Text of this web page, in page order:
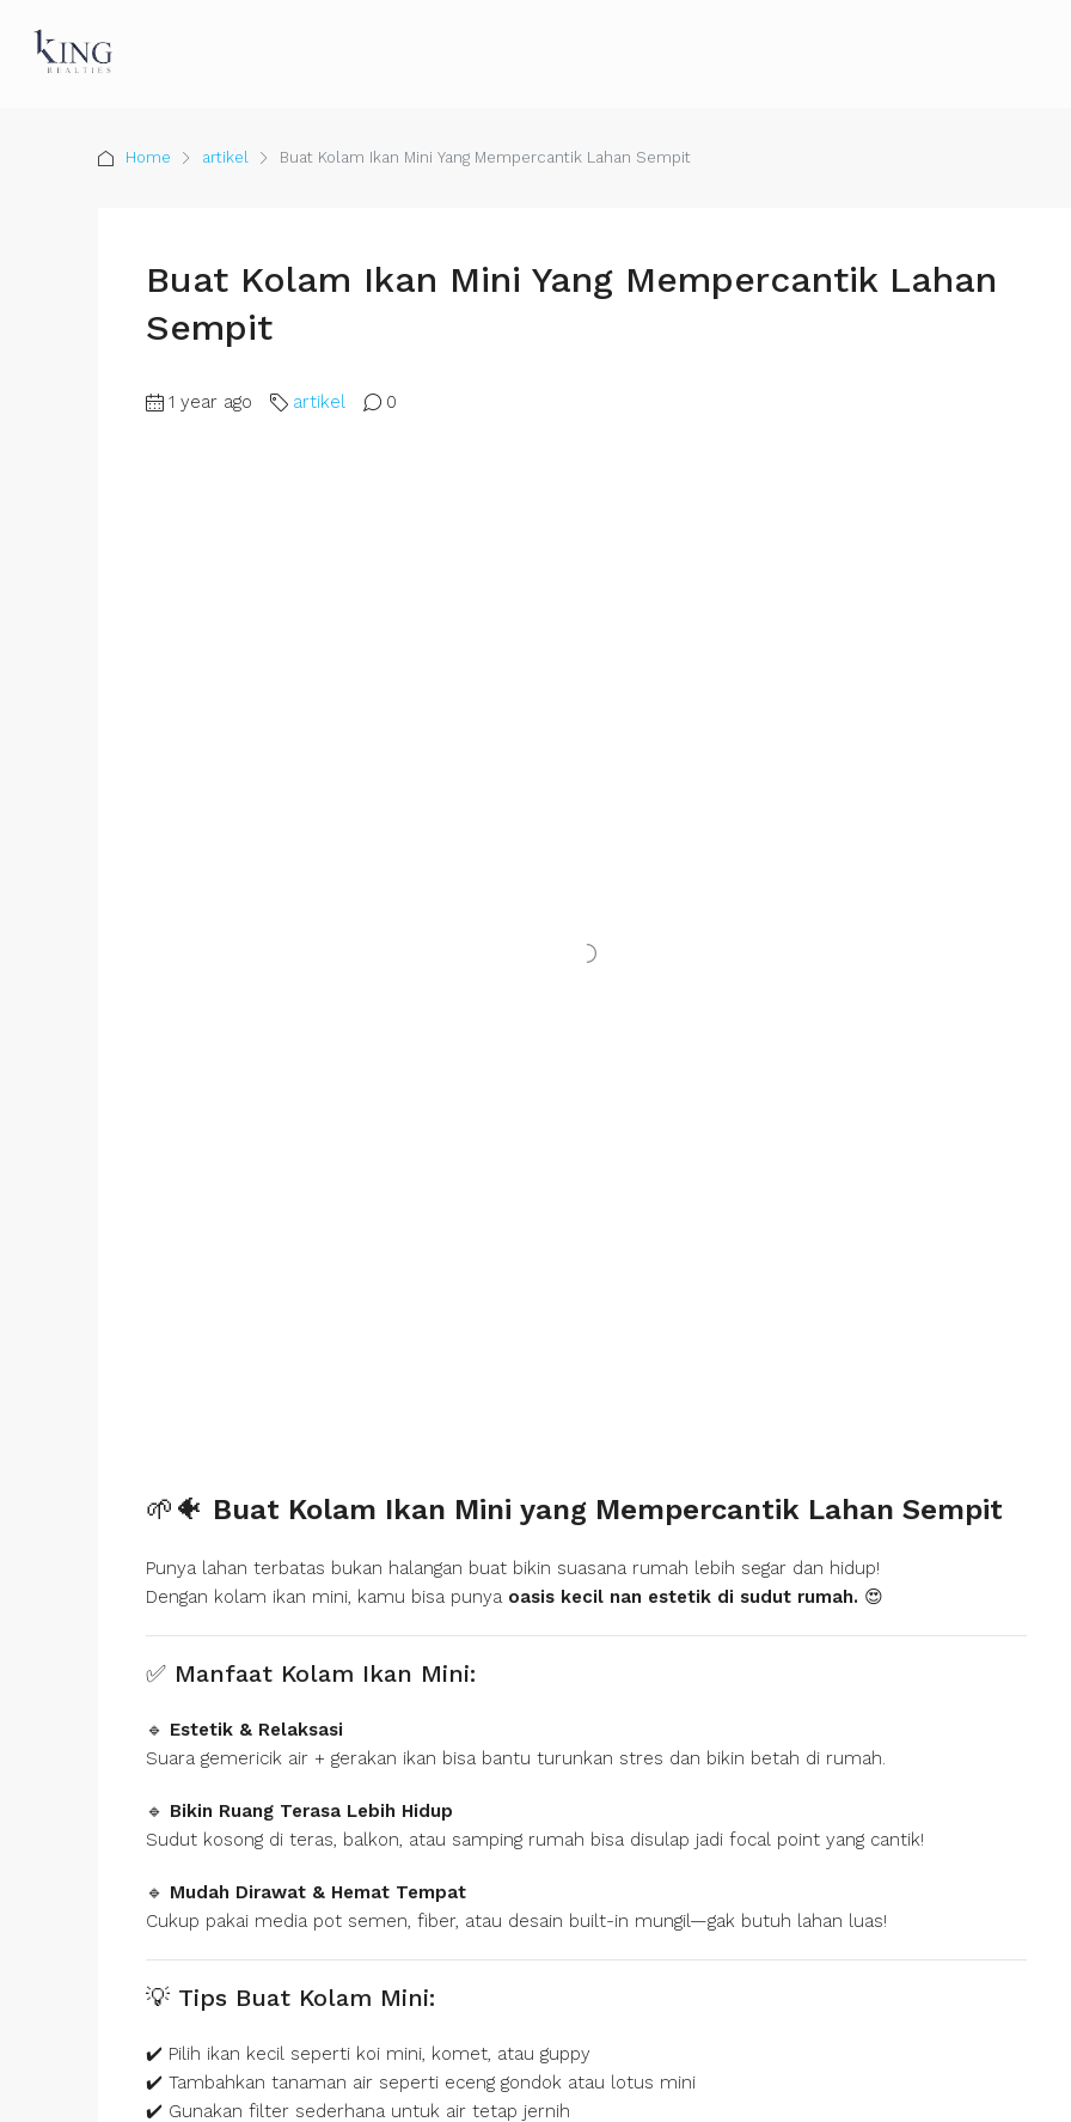
Home artikel Buat Kolam Ikan Mini Yang Mempercantik Lahan Sempit
Buat Kolam Ikan Mini Yang Mempercantik Lahan
Sempit
1 year ago artikel 0
🌱🐠 Buat Kolam Ikan Mini yang Mempercantik Lahan Sempit
Punya lahan terbatas bukan halangan buat bikin suasana rumah lebih segar dan hidup!
Dengan kolam ikan mini, kamu bisa punya oasis kecil nan estetik di sudut rumah. 😍
✅ Manfaat Kolam Ikan Mini:
🔹 Estetik & Relaksasi
Suara gemericik air + gerakan ikan bisa bantu turunkan stres dan bikin betah di rumah.
🔹 Bikin Ruang Terasa Lebih Hidup
Sudut kosong di teras, balkon, atau samping rumah bisa disulap jadi focal point yang cantik!
🔹 Mudah Dirawat & Hemat Tempat
Cukup pakai media pot semen, fiber, atau desain built-in mungil—gak butuh lahan luas!
💡 Tips Buat Kolam Mini:
✔️ Pilih ikan kecil seperti koi mini, komet, atau guppy
✔️ Tambahkan tanaman air seperti eceng gondok atau lotus mini
✔️ Gunakan filter sederhana untuk air tetap jernih